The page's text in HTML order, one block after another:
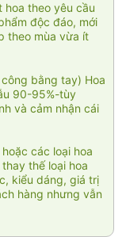
theo yêu cầu
độc đáo, mới
theo mùa vừa ít
bằng tay) Hoa
90-95%-tùy
và cảm nhận cái
các loại hoa
thế loại hoa
kiểu dáng, giá trị
hàng nhưng vẫn